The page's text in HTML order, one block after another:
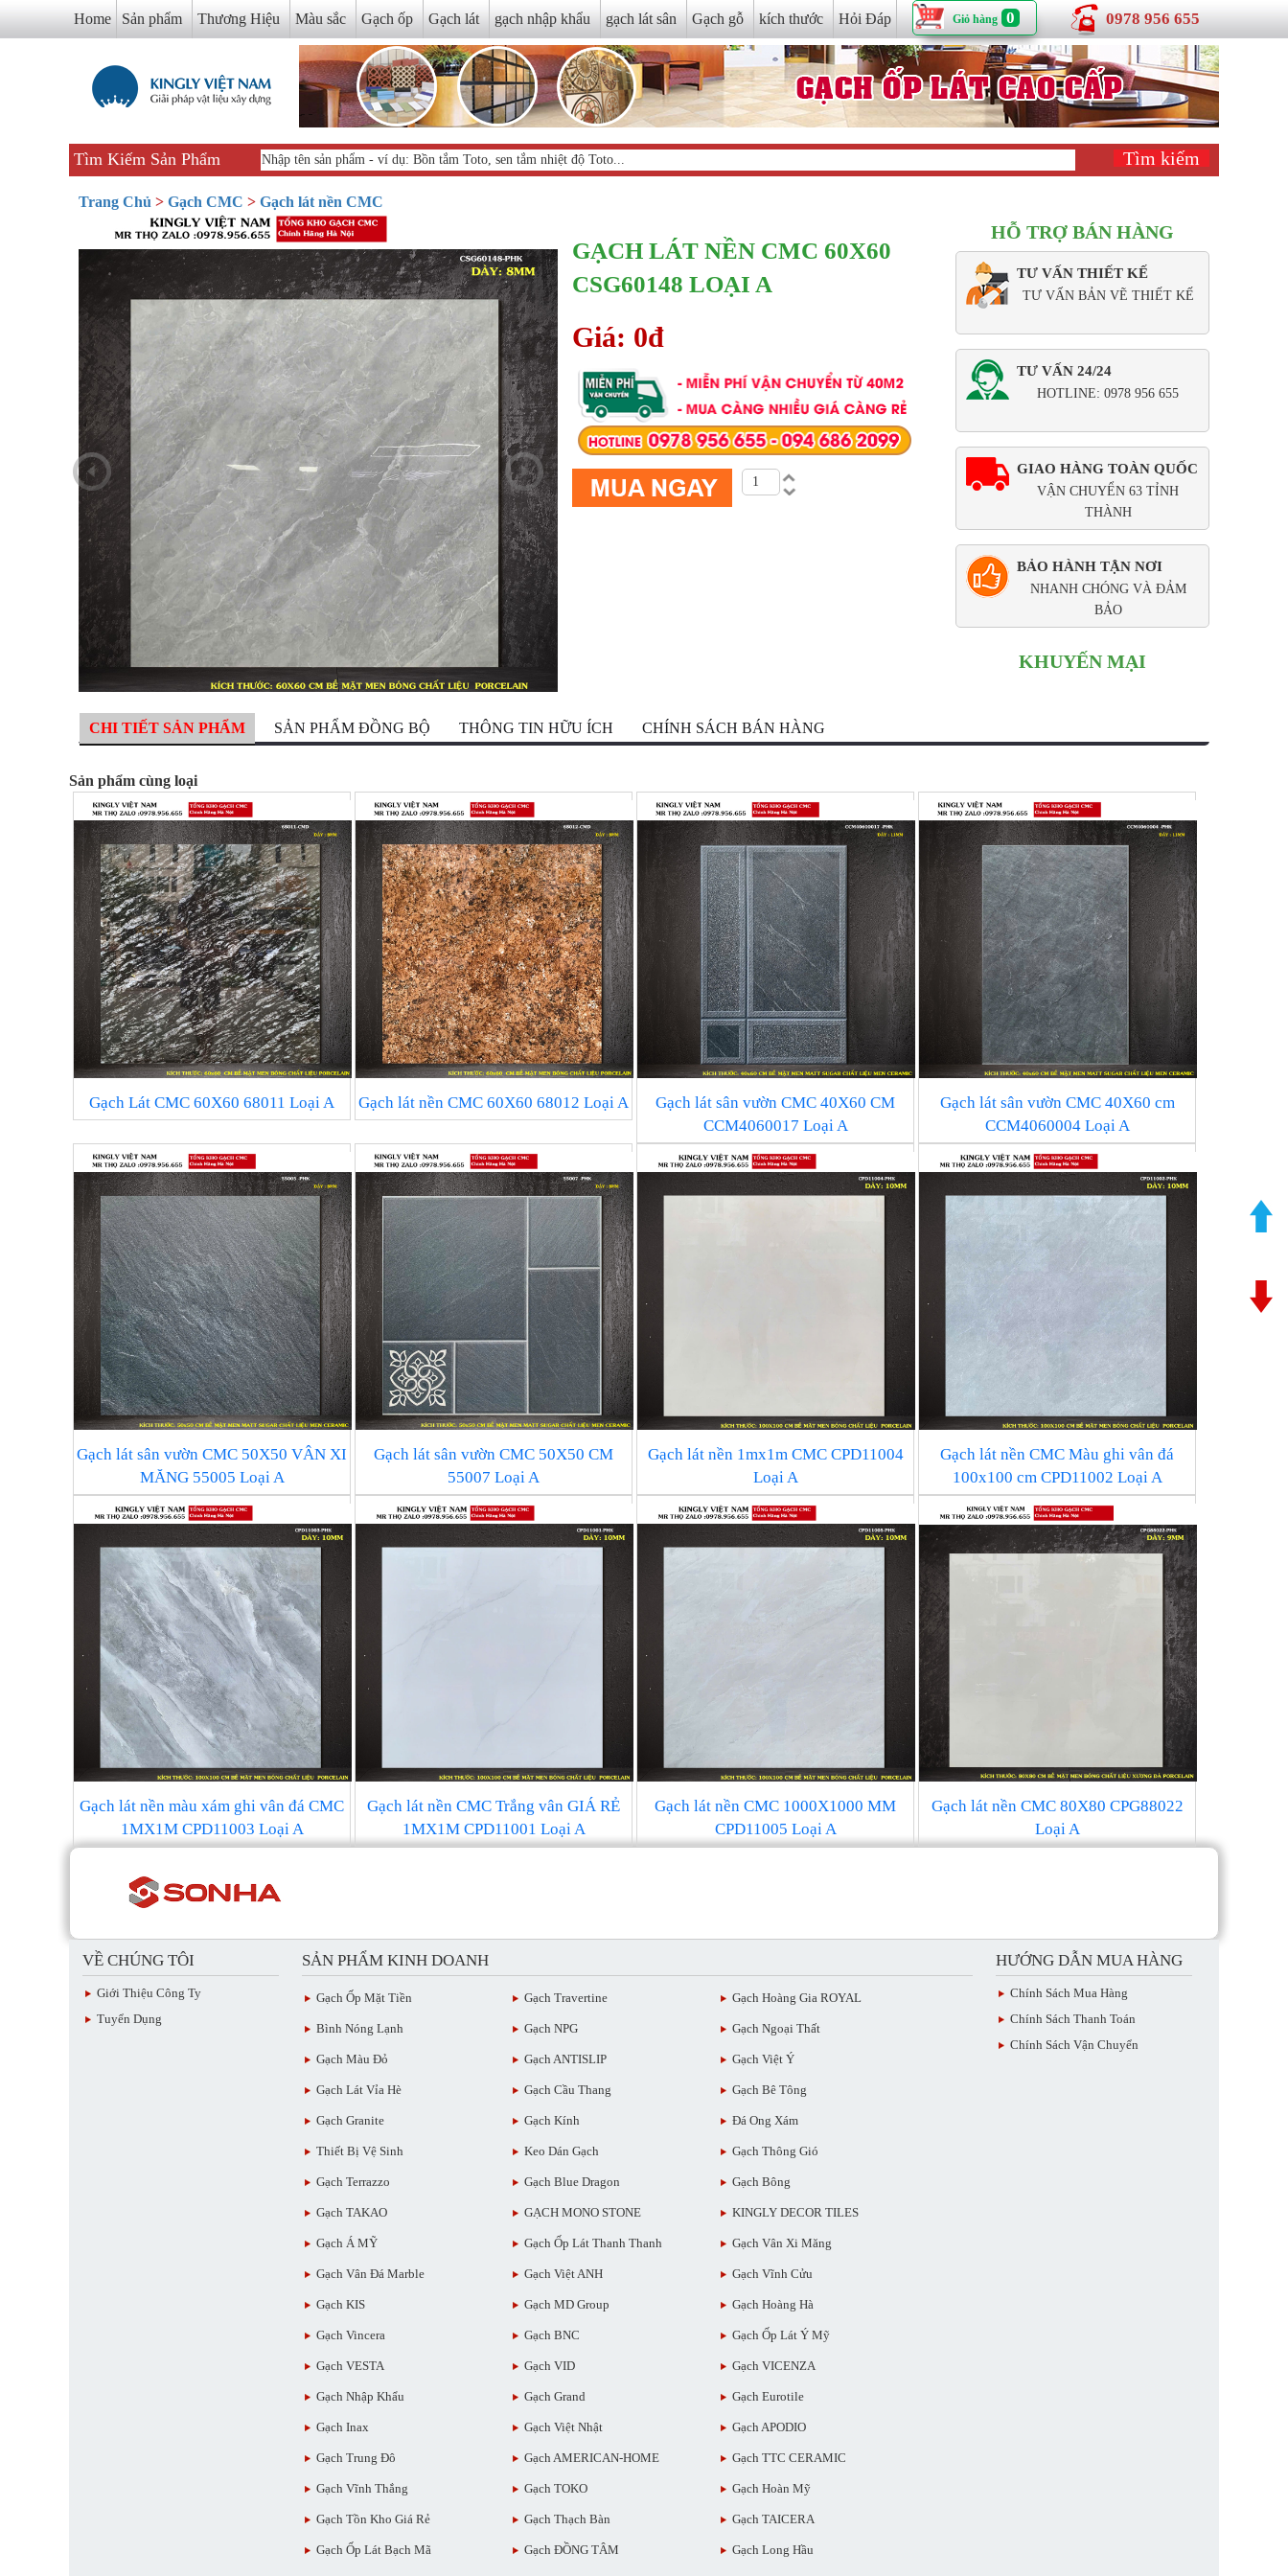
Home Sản phẩm Thương Hiệu Màu sắc Gạch ốp Gạch lát gạch nhập khẩu gạch lát sân Gạch gỗ kích thước Hỏi Đáp Giỏ hàng 0 0978 956 655
Tìm Kiếm Sản Phẩm
Trang Chủ > Gạch CMC > Gạch lát nền CMC
GẠCH LÁT NỀN CMC 60X60
CSG60148 LOẠI A
Giá: 0đ
HỖ TRỢ BÁN HÀNG
TƯ VẤN THIẾT KẾ
TƯ VẤN BẢN VẼ THIẾT KẾ
TƯ VẤN 24/24
HOTLINE: 0978 956 655
GIAO HÀNG TOÀN QUỐC
VẬN CHUYỂN 63 TỈNH
THÀNH
BẢO HÀNH TẬN NƠI
NHANH CHÓNG VÀ ĐẢM
BẢO
KHUYẾN MẠI
CHI TIẾT SẢN PHẨM SẢN PHẨM ĐỒNG BỘ THÔNG TIN HỮU ÍCH CHÍNH SÁCH BÁN HÀNG
Sản phẩm cùng loại
Gạch Lát CMC 60X60 68011 Loại A Gạch lát nền CMC 60X60 68012 Loại A
Gạch lát sân vườn CMC 40X60 CM
CCM4060017 Loại A
Gạch lát sân vườn CMC 40X60 cm
CCM4060004 Loại A
Gạch lát sân vườn CMC 50X50 VÂN XI
MĂNG 55005 Loại A
Gạch lát sân vườn CMC 50X50 CM
55007 Loại A
Gạch lát nền 1mx1m CMC CPD11004
Loại A
Gạch lát nền CMC Màu ghi vân đá
100x100 cm CPD11002 Loại A
Gạch lát nền màu xám ghi vân đá CMC
1MX1M CPD11003 Loại A
Gạch lát nền CMC Trắng vân GIÁ RẺ
1MX1M CPD11001 Loại A
Gạch lát nền CMC 1000X1000 MM
CPD11005 Loại A
Gạch lát nền CMC 80X80 CPG88022
Loại A
VỀ CHÚNG TÔI
Giới Thiệu Công Ty
Tuyển Dụng
SẢN PHẨM KINH DOANH
Gạch Ốp Mặt Tiền Gạch Travertine Gạch Hoàng Gia ROYAL
Bình Nóng Lạnh Gạch NPG Gạch Ngoại Thất
Gạch Màu Đỏ Gạch ANTISLIP Gạch Việt Ý
Gạch Lát Vỉa Hè Gạch Cầu Thang Gạch Bê Tông
Gạch Granite Gạch Kính Đá Ong Xám
Thiết Bị Vệ Sinh Keo Dán Gạch Gạch Thông Gió
Gạch Terrazzo Gạch Blue Dragon Gạch Bông
Gạch TAKAO GẠCH MONO STONE KINGLY DECOR TILES
Gạch Á MỸ Gạch Ốp Lát Thanh Thanh Gạch Vân Xi Măng
Gạch Vân Đá Marble Gạch Việt ANH Gạch Vĩnh Cửu
Gạch KIS Gạch MD Group Gạch Hoàng Hà
Gạch Vincera Gạch BNC Gạch Ốp Lát Ý Mỹ
Gạch VESTA Gạch VID Gạch VICENZA
Gạch Nhập Khẩu Gạch Grand Gạch Eurotile
Gạch Inax Gạch Việt Nhật Gạch APODIO
Gạch Trung Đô Gạch AMERICAN-HOME Gạch TTC CERAMIC
Gạch Vĩnh Thắng Gạch TOKO Gạch Hoàn Mỹ
Gạch Tồn Kho Giá Rẻ Gạch Thạch Bàn Gạch TAICERA
Gạch Ốp Lát Bạch Mã Gạch ĐỒNG TÂM Gạch Long Hầu
HƯỚNG DẪN MUA HÀNG
Chính Sách Mua Hàng
Chính Sách Thanh Toán
Chính Sách Vận Chuyển